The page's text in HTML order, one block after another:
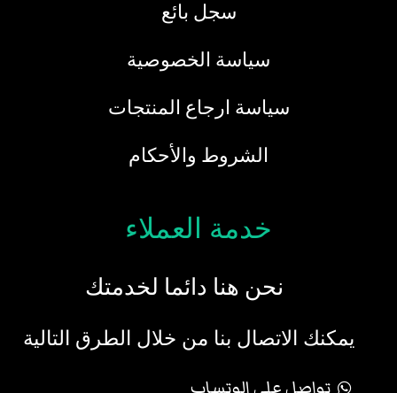
سجل بائع
سياسة الخصوصية
سياسة ارجاع المنتجات
الشروط والأحكام
خدمة العملاء
نحن هنا دائما لخدمتك
يمكنك الاتصال بنا من خلال الطرق التالية
تواصل علي الوتساب